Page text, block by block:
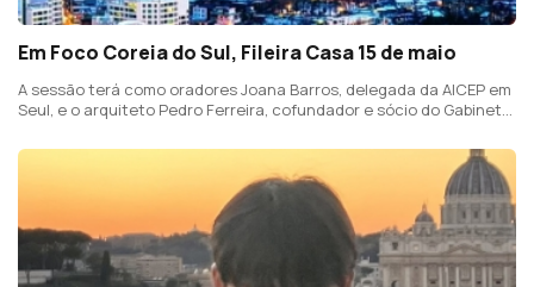
Em Foco Coreia do Sul, Fileira Casa 15 de maio
A sessão terá como oradores Joana Barros, delegada da AICEP em
Seul, e o arquiteto Pedro Ferreira, cofundador e sócio do Gabinete